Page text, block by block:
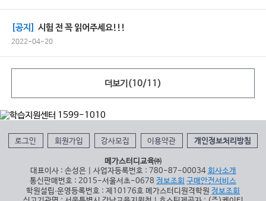
[공지] 시험 전 꼭 읽어주세요!!!
2022-04-20
더보기(10/11 )
로그인 회원가입 강사모집 이용약관 개인정보처리방침
메가스터디교육㈜
대표이사 : 손성은 | 사업자등록번호 : 780-87-00034 회사소개
통신판매번호 : 2015-서울서초-0678 정보조회 구매안전서비스
학원설립∙운영등록번호 : 제10176호 메가스터디원격학원 정보조회